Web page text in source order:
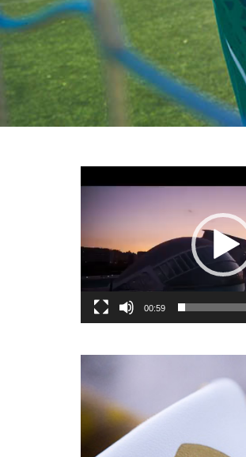
00:59